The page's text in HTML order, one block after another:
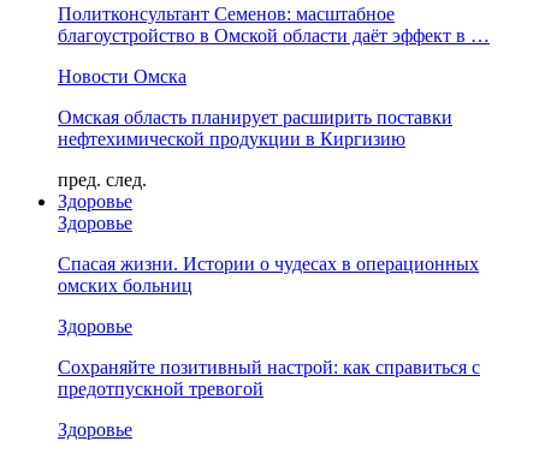
Политконсультант Семенов: масштабное
благоустройство в Омской области даёт эффект в …
Новости Омска
Омская область планирует расширить поставки
нефтехимической продукции в Киргизию
пред. след.
Здоровье
Здоровье
Спасая жизни. Истории о чудесах в операционных
омских больниц
Здоровье
Сохраняйте позитивный настрой: как справиться с
предотпускной тревогой
Здоровье